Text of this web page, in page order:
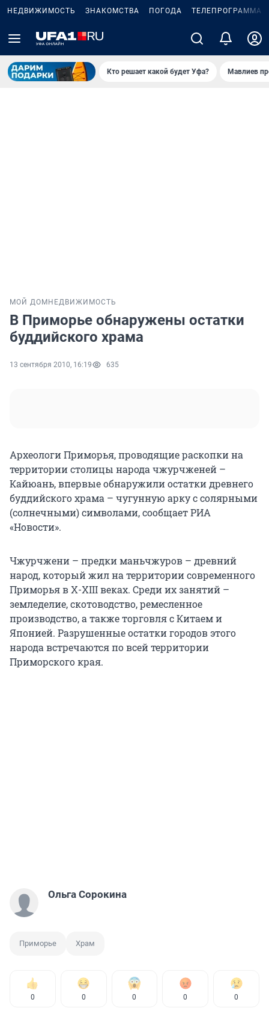
НЕДВИЖИМОСТЬ ЗНАКОМСТВА ПОГОДА ТЕЛЕПРОГРАММА
Кто решает какой будет Уфа? Мавлиев
МОЙ ДОМ НЕДВИЖИМОСТЬ
В Приморье обнаружены остатки
буддийского храма
13 сентября 2010, 16:19 635
Археологи Приморья, проводящие раскопки на
территории столицы народа чжурчженей –
Кайюань, впервые обнаружили остатки древнего
буддийского храма – чугунную арку с солярными
(солнечными) символами, сообщает РИА
«Новости».
Чжурчжени – предки маньчжуров – древний
народ, который жил на территории современного
Приморья в X-XIII веках. Среди их занятий –
земледелие, скотоводство, ремесленное
производство, а также торговля с Китаем и
Японией. Разрушенные остатки городов этого
народа встречаются по всей территории
Приморского края.
Ольга Сорокина
Приморье Храм
0 0 0 0 0